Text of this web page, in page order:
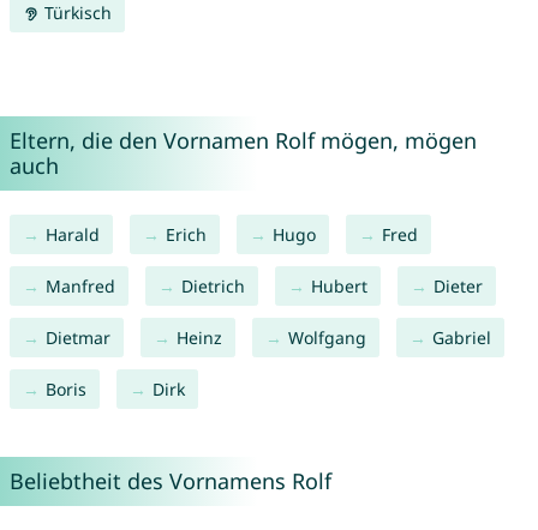
Türkisch
Eltern, die den Vornamen Rolf mögen, mögen
auch
Harald Erich Hugo Fred
Manfred Dietrich Hubert Dieter
Dietmar Heinz Wolfgang Gabriel
Boris Dirk
Beliebtheit des Vornamens Rolf